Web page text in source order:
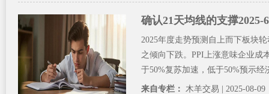
确认21天均线的支撑2025-
2025年度走势预测自上而下板块
之倾向下跌。PPI上涨意味企业成
于50%复苏加速，低于50%预示经
来自专栏： 木羊交易 | 2025-08-09